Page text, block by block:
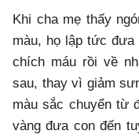
Khi cha mẹ thấy
màu, họ lập tức đưa
chích máu rồi về
sau, thay vì giảm
màu sắc chuyển từ
vàng đưa con đến